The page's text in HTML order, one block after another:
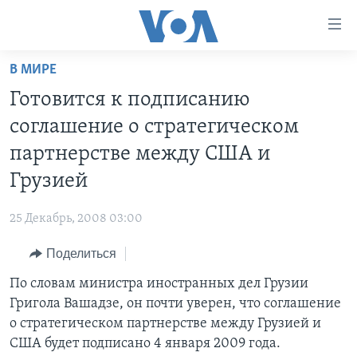
Перейти
основной
контент
основной
Перейти
поиск
НОВОСТИ ЗА МИНУТУ
ПОЧЕМУ ЭТО ВАЖНО?
ДИСКУССИЯ VOA
ДЕТАЛИ
АМЕРИКА. БОЛЬШОЕ ПУТЕШЕСТВИЕ
УЧИМ АНГЛИЙСКИЙ
А КАК В АМЕРИКЕ?
АРТЕФАКТЫ
АМЕРИКАНСКИЕ ГОРОДКИ
ЭКСПЕРТИЗА
ФАКТЫ ПРОТИВ ФЕЙКОВ
ЗА СВОБОДУ ПРЕССЫ
УЧИМ АНГЛИЙСКИЙ
ВИДЕО
ПОДПИСКА НА НОВОСТИ
В МИРЕ
Готовится к подписанию
соглашение о стратегическом
партнерстве между США и
Грузией
25 Декабрь, 2008 03:00
Поделиться
По словам министра иностранных дел Грузии
Григола Вашадзе, он почти уверен, что соглашение
о стратегическом партнерстве между Грузией и
США будет подписано 4 января 2009 года.